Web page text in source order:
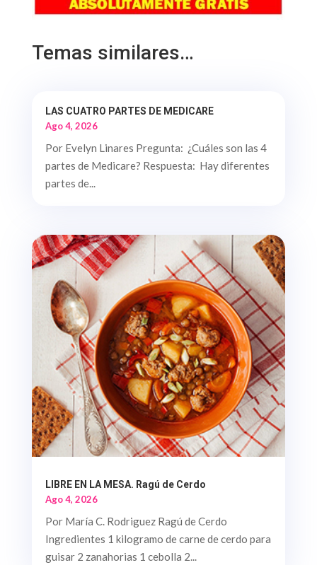
Temas similares…
LAS CUATRO PARTES DE MEDICARE
Ago 4, 2026
Por Evelyn Linares Pregunta: ¿Cuáles son las 4
partes de Medicare? Respuesta: Hay diferentes
partes de...
LIBRE EN LA MESA. Ragú de Cerdo
Ago 4, 2026
Por María C. Rodriguez Ragú de Cerdo
Ingredientes 1 kilogramo de carne de cerdo para
guisar 2 zanahorias 1 cebolla 2...